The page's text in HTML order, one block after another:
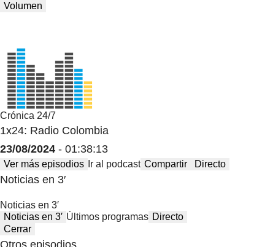
Volumen
Crónica 24/7
1x24: Radio Colombia
23/08/2024 - 01:38:13
Ver más episodios Ir al podcast Compartir Directo
Noticias en 3′
Noticias en 3′
Noticias en 3′ Últimos programas Directo
Cerrar
Otros episodios